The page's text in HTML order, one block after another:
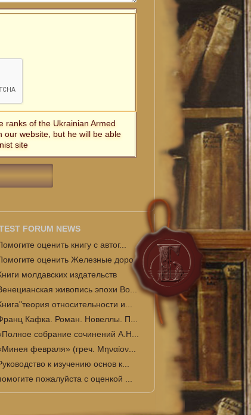
ranks of the Ukrainian Armed
our website, but he will be able
site
FORUM NEWS
оценить книгу с автог...
оценить Железные доро...
молдавских издательств
живопись эпохи Во...
относительности и...
Кафка. Роман. Новеллы. П...
собрание сочинений А.Н...
февраля» (греч. Μηναίον...
к изучению основ к...
пожалуйста с оценкой ...